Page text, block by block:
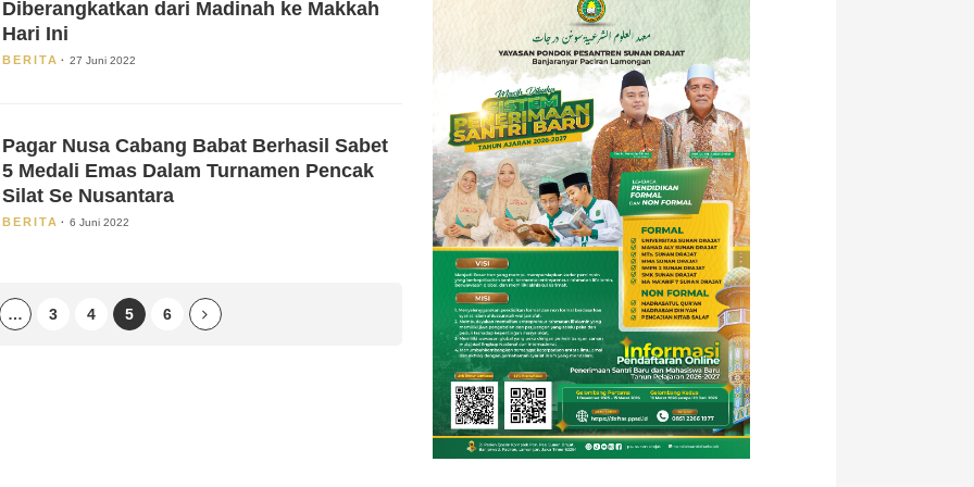
Diberangkatkan dari Madinah ke Makkah
Hari Ini
BERITA 27 Juni 2022
Pagar Nusa Cabang Babat Berhasil Sabet
5 Medali Emas Dalam Turnamen Pencak
Silat Se Nusantara
BERITA 6 Juni 2022
… 3 4 5 6